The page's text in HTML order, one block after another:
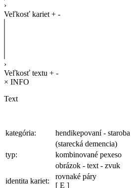
›
Veľkosť kariet + -
›
Veľkosť textu + -
× INFO
Text
kategória:
hendikepovaní - staroba
(starecká demencia)
typ:
kombinované pexeso
obrázok - text - zvuk
identita kariet:
rovnaké páry
[ E ]